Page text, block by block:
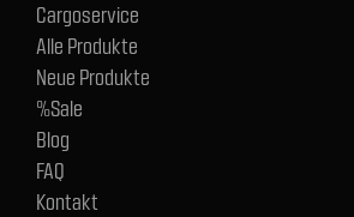
Cargoservice
Alle Produkte
Neue Produkte
%Sale
Blog
FAQ
Kontakt